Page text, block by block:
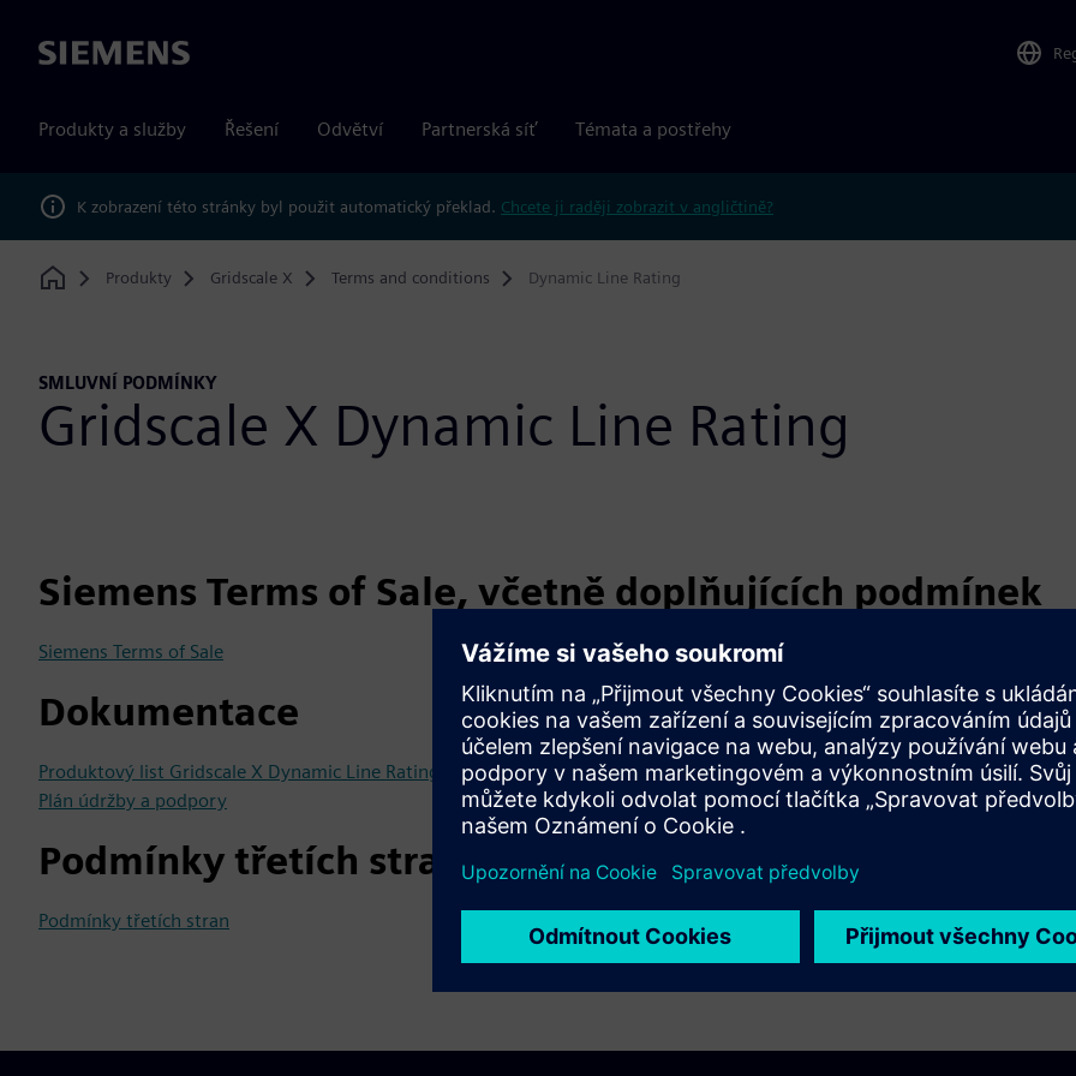
Siemens
Produkty a služby Řešení Odvětví Partnerská síť Témata a postřehy
K zobrazení této stránky byl použit automatický překlad. Chcete ji raději zobrazit v angličtině?
Home
Produkty Gridscale X Terms and conditions Dynamic Line Rating
SMLUVNÍ PODMÍNKY
Gridscale X Dynamic Line Rating
Siemens Terms of Sale, včetně doplňujících podmínek
Siemens Terms of Sale
Dokumentace
Produktový list Gridscale X Dynamic Line Rating
Plán údržby a podpory
Podmínky třetích stran
Podmínky třetích stran